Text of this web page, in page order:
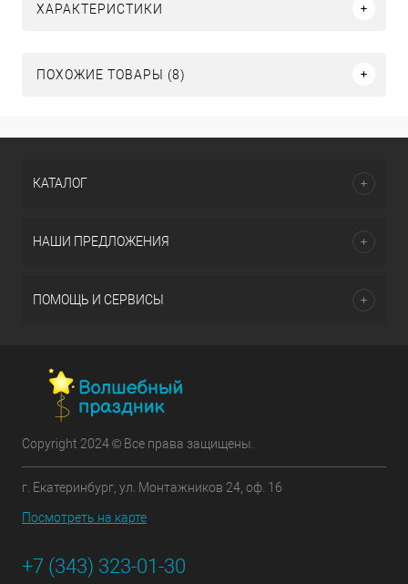
ХАРАКТЕРИСТИКИ
ПОХОЖИЕ ТОВАРЫ (8)
КАТАЛОГ
НАШИ ПРЕДЛОЖЕНИЯ
ПОМОЩЬ И СЕРВИСЫ
Copyright 2024 © Все права защищены.
г. Екатеринбург, ул. Монтажников 24, оф. 16
Посмотреть на карте
+7 (343) 323-01-30